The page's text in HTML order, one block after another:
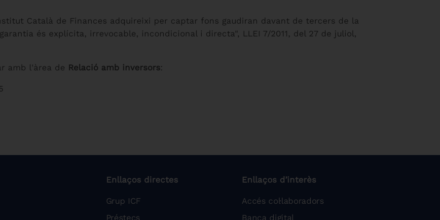
Català de Finances adquireixi per captar fons gaudiran davant de tercers de la
és explícita, irrevocable, incondicional i directa", LLEI 7/2011, del 27 de juliol,
amb l'àrea de Relació amb inversors:
Enllaços directes
Grup ICF
Préstecs
Enllaços d’interès
Accés col·laboradors
Banca digital